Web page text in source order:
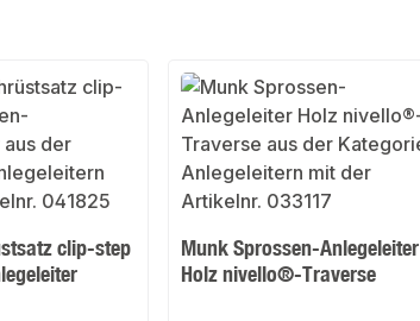
clip-step
Munk Sprossen-Anlegeleiter
Holz nivello®-Traverse